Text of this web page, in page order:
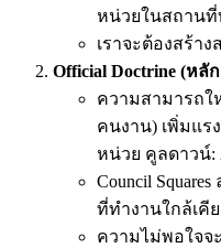
หน่วยในสถาน
เราจะต้องสร้า
Official Doctrine (หลั
ความสามารถใ
คนงาน) เพิ่มแร
หน่วย คูลดาวน์:
Council
ที่ทำงานใกล้เคี
ความไม่พอใจจ